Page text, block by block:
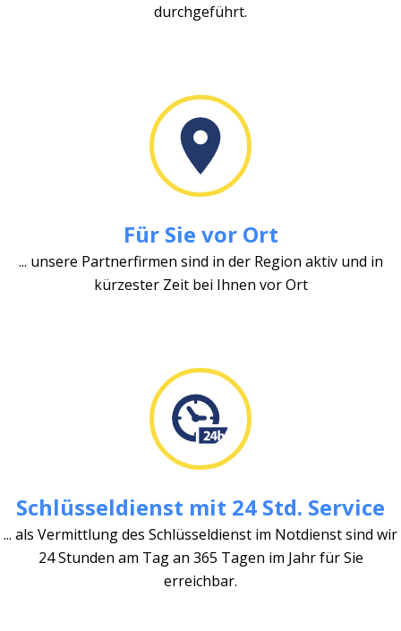
durchgeführt.
Für Sie vor Ort
... unsere Partnerfirmen sind in der Region aktiv und in
kürzester Zeit bei Ihnen vor Ort
Schlüsseldienst mit 24 Std. Service
... als Vermittlung des Schlüsseldienst im Notdienst sind wir
24 Stunden am Tag an 365 Tagen im Jahr für Sie
erreichbar.